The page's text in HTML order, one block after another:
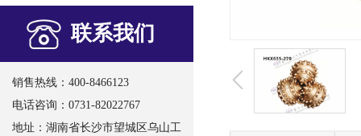
联系我们
销售热线：400-8466123
电话咨询：0731-82022767
地址：湖南省长沙市望城区乌山工